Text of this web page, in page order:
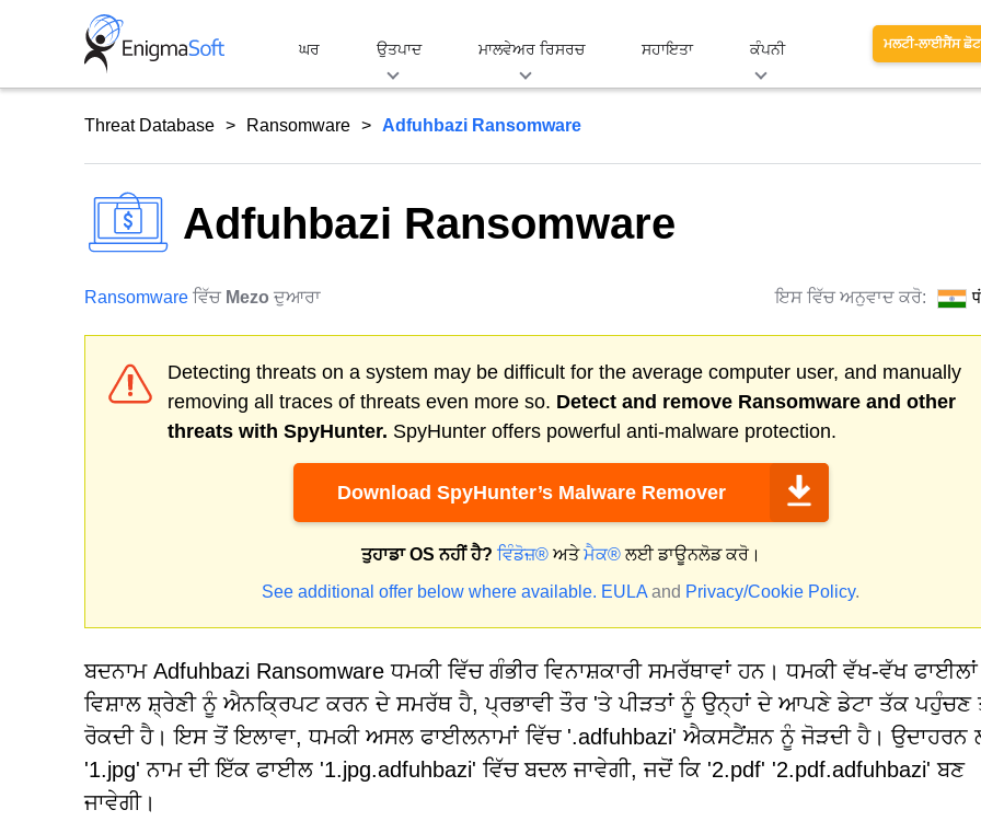
ਘਰ ਉਤਪਾਦ ਮਾਲਵੇਅਰ ਰਿਸਰਚ ਸਹਾਇਤਾ ਕੰਪਨੀ ਮਲਟੀ-ਲਾਈਸੈਂਸ
Threat Database Ransomware Adfuhbazi Ransomware
Adfuhbazi Ransomware
Ransomware ਵਿੱਚ Mezo ਦੁਆਰਾ ਇਸ ਵਿੱਚ ਅਨੁਵਾਦ ਕਰੋ:
Detecting threats on a system may be difficult for the average computer user, and manually
removing all traces of threats even more so. Detect and remove Ransomware and other
threats with SpyHunter. SpyHunter offers powerful anti-malware protection.
Download SpyHunter’s Malware Remover
ਤੁਹਾਡਾ OS ਨਹੀਂ ਹੈ? ਵਿੰਡੋਜ਼®ਅਤੇਮੈਕ®ਲਈ ਡਾਊਨਲੋਡ ਕਰੋ।
See additional offer below where available. EULA and Privacy/Cookie Policy.
ਬਦਨਾਮ Adfuhbazi Ransomware ਧਮਕੀ ਵਿੱਚ ਗੰਭੀਰ ਵਿਨਾਸ਼ਕਾਰੀ ਸਮਰੱਥਾਵਾਂ ਹਨ। ਧਮਕੀ ਵੱਖ-ਵੱਖ ਫਾਈਲਾਂ
ਵਿਸ਼ਾਲ ਸ਼੍ਰੇਣੀ ਨੂੰ ਐਨਕ੍ਰਿਪਟ ਕਰਨ ਦੇ ਸਮਰੱਥ ਹੈ, ਪ੍ਰਭਾਵੀ ਤੌਰ 'ਤੇ ਪੀੜਤਾਂ ਨੂੰ ਉਨ੍ਹਾਂ ਦੇ ਆਪਣੇ ਡੇਟਾ ਤੱਕ ਪਹੁੰਚਣ
ਰੋਕਦੀ ਹੈ। ਇਸ ਤੋਂ ਇਲਾਵਾ, ਧਮਕੀ ਅਸਲ ਫਾਈਲਨਾਮਾਂ ਵਿੱਚ '.adfuhbazi' ਐਕਸਟੈਂਸ਼ਨ ਨੂੰ ਜੋੜਦੀ ਹੈ।
'1.jpg' ਨਾਮ ਦੀ ਇੱਕ ਫਾਈਲ '1.jpg.adfuhbazi' ਵਿੱਚ ਬਦਲ ਜਾਵੇਗੀ, ਜਦੋਂ ਕਿ '2.pdf' '2.pdf.adfuhbazi' ਬਣ
ਜਾਵੇਗੀ।